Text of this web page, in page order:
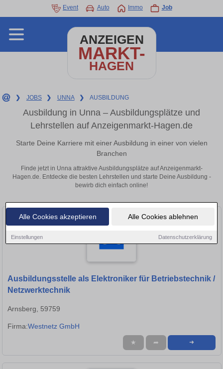
Alle Cookies akzeptieren Alle Cookies ablehnen
Einstellungen Datenschutzerklärung
Event Auto Immo Job
ANZEIGEN
MARKT-
HAGEN
❯ JOBS ❯ UNNA ❯ AUSBILDUNG
Ausbildung in Unna – Ausbildungsplätze und
Lehrstellen auf Anzeigenmarkt-Hagen.de
Starte Deine Karriere mit einer Ausbildung in einer von vielen
Branchen
Finde jetzt in Unna attraktive Ausbildungsplätze auf Anzeigenmarkt-
Hagen.de. Entdecke die besten Lehrstellen und starte Deine Ausbildung -
bewirb dich einfach online!
Ausbildungsstelle als Elektroniker für Betriebstechnik /
Netzwerktechnik
Arnsberg, 59759
Firma:Westnetz GmbH
★ ➦ ➜